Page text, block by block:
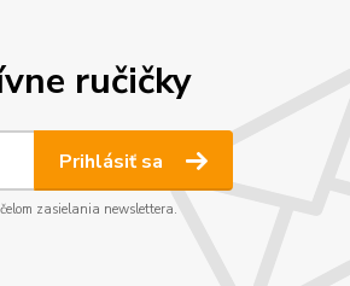
ručičky
Prihlásiť sa
zasielania newslettera.